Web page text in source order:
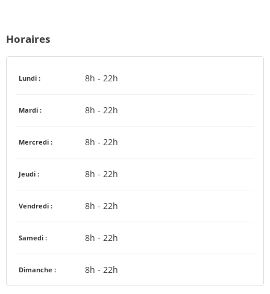
Horaires
Lundi : 8h - 22h
Mardi : 8h - 22h
Mercredi : 8h - 22h
Jeudi : 8h - 22h
Vendredi : 8h - 22h
Samedi : 8h - 22h
Dimanche : 8h - 22h